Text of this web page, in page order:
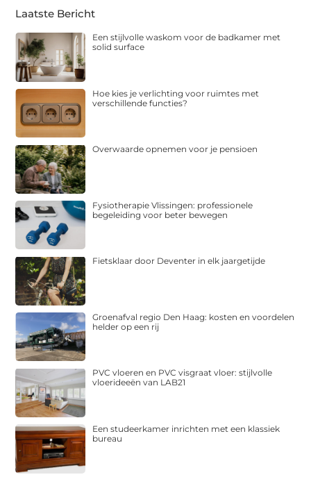
Laatste Bericht
Een stijlvolle waskom voor de badkamer met
solid surface
Hoe kies je verlichting voor ruimtes met
verschillende functies?
Overwaarde opnemen voor je pensioen
Fysiotherapie Vlissingen: professionele
begeleiding voor beter bewegen
Fietsklaar door Deventer in elk jaargetijde
Groenafval regio Den Haag: kosten en voordelen
helder op een rij
PVC vloeren en PVC visgraat vloer: stijlvolle
vloerideeën van LAB21
Een studeerkamer inrichten met een klassiek
bureau